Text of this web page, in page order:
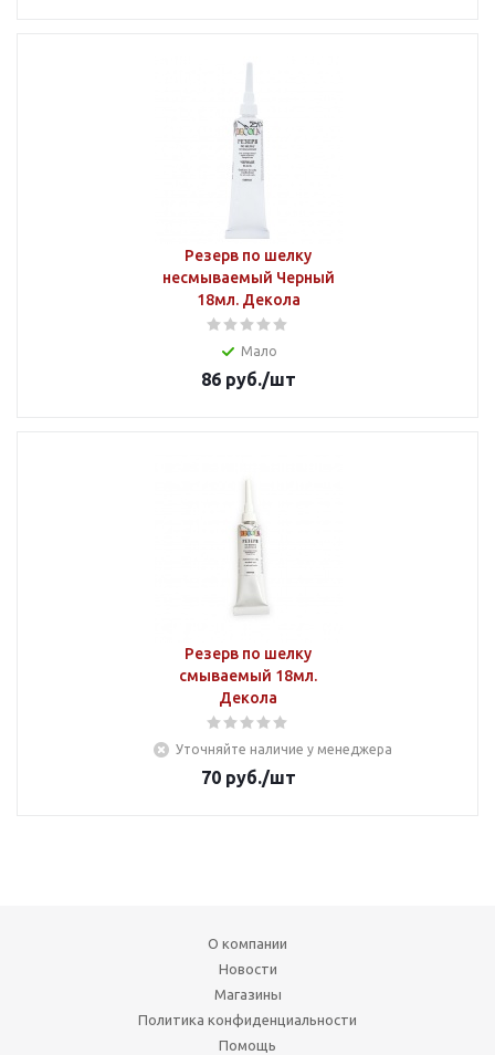
Резерв по шелку
несмываемый Черный
18мл. Декола
Мало
86руб./шт
Резерв по шелку
смываемый 18мл.
Декола
Уточняйте наличие у менеджера
70руб./шт
О компании
Новости
Магазины
Политика конфиденциальности
Помощь